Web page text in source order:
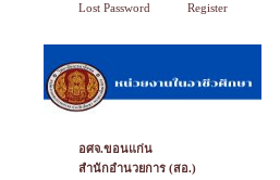
Lost Password Register
อศจ.ขอนแก่น
สำนักอำนวยการ (สอ.)